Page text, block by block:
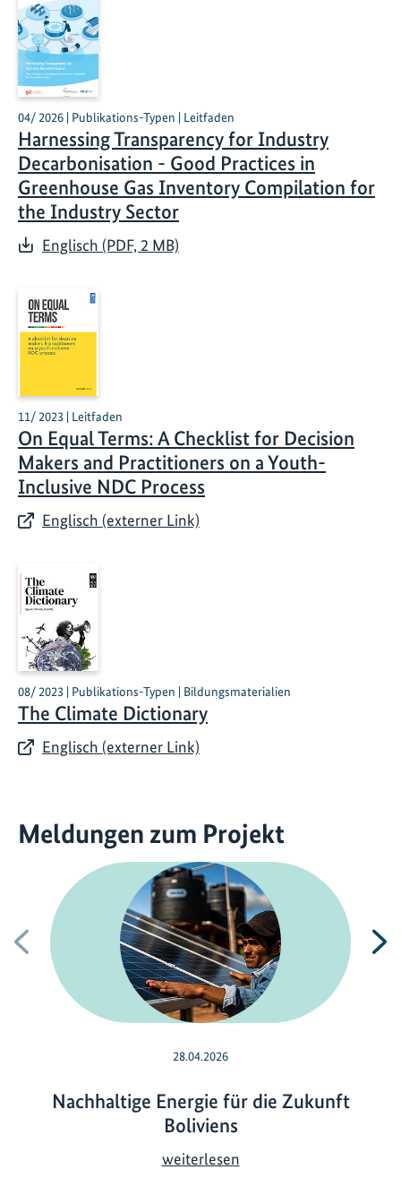
04/ 2026 | Publikations-Typen | Leitfaden
Harnessing Transparency for Industry
Decarbonisation - Good Practices in
Greenhouse Gas Inventory Compilation for
the Industry Sector
Englisch (PDF, 2 MB)
11/ 2023 | Leitfaden
On Equal Terms: A Checklist for Decision
Makers and Practitioners on a Youth-
Inclusive NDC Process
Englisch (externer Link)
08/ 2023 | Publikations-Typen | Bildungsmaterialien
The Climate Dictionary
Englisch (externer Link)
Meldungen zum Projekt
Vorherige
28.04.2026
Nachhaltige Energie für die Zukunft
Boliviens
weiterlesenN